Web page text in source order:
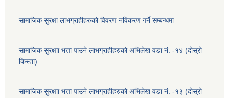
सामाजिक सुरक्षा लाभग्राहीहरुको विवरण नविकरण गर्ने सम्बन्धमा
सामाजिक सुरक्षाा भत्ता पाउने लाभग्राहीहरुको अभिलेख वडा नं. -१४ (दोस्रो
किस्ता)
सामाजिक सुरक्षाा भत्ता पाउने लाभग्राहीहरुको अभिलेख वडा नं. -१३ (दोस्रो